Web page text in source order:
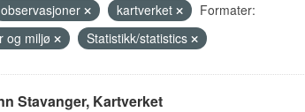
observasjoner kartverket
Formater:
og miljø Statistikk/statistics
Stavanger, Kartverket